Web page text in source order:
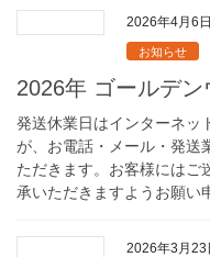
2026年4月6日
お知らせ
2026年 ゴールデ
発送休業日はインターネッ
が、お電話・メール・発送
ただきます。お客様にはご
承いただきますようお願い
2026年3月23